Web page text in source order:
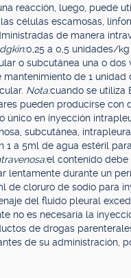
reacción, luego, puede
células escamosas,
de manera
0,25 a 0,5 unidades/
o subcutánea una o dos
de 1 unidad
Nota:cuando se utiliza
pueden producirse con
único en inyección
subcutánea,
1 a 5ml de agua estéril
el contenido
lentamente durante un
de cloruro de sodio para
del fluido pleural
no es necesaria la
de drogas
de su administración,